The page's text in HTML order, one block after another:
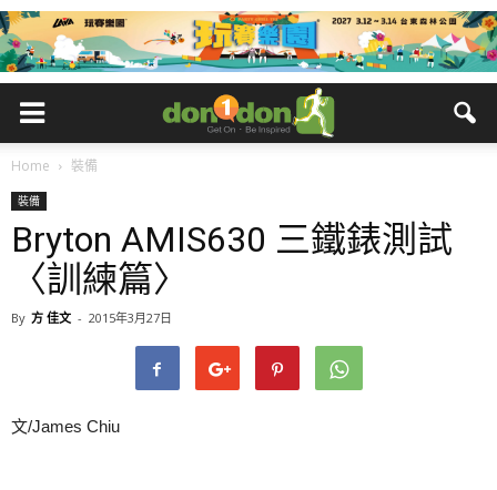
Home 裝備
裝備
Bryton AMIS630 三鐵錶測試
〈訓練篇〉
By 方 佳文 - 2015年3月27日
文/James Chiu